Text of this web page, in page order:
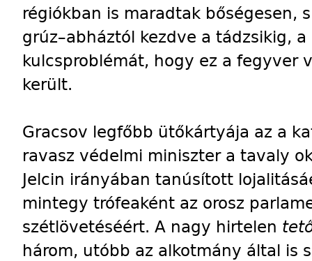
régiókban is maradtak bőségesen,
grúz–abháztól kezdve a tádzsikig,
kulcsproblémát, hogy ez a fegyver
került.
Gracsov legfőbb ütőkártyája az a
ravasz védelmi miniszter a tavaly
Jelcin irányában tanúsított
mintegy trófeaként az orosz
szétlövetéséért. A nagy hirtelen
három, utóbb az alkotmány által is